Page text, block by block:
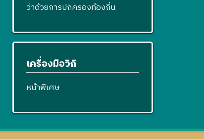
ว่าด้วยการปกครองท้องถิ่น
เครื่องมือวิกิ
หน้าพิเศษ